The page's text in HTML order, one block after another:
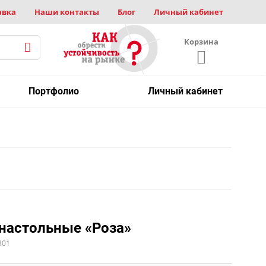
Наши контакты Блог Личный кабинет
Корзина
Портфолио Личный кабинет
«Роза»